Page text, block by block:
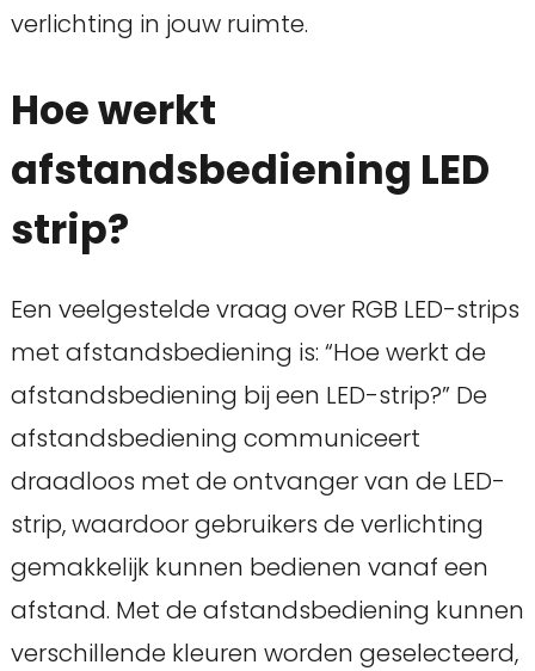
verlichting in jouw ruimte.
Hoe werkt
afstandsbediening LED
strip?
Een veelgestelde vraag over RGB LED-strips
met afstandsbediening is: “Hoe werkt de
afstandsbediening bij een LED-strip?” De
afstandsbediening communiceert
draadloos met de ontvanger van de LED-
strip, waardoor gebruikers de verlichting
gemakkelijk kunnen bedienen vanaf een
afstand. Met de afstandsbediening kunnen
verschillende kleuren worden geselecteerd,